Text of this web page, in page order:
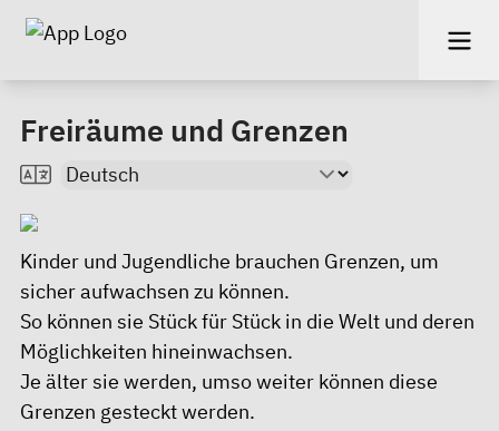
Freiräume und Grenzen
Kinder und Jugendliche brauchen Grenzen, um
sicher aufwachsen zu können.
So können sie Stück für Stück in die Welt und deren
Möglichkeiten hineinwachsen.
Je älter sie werden, umso weiter können diese
Grenzen gesteckt werden.